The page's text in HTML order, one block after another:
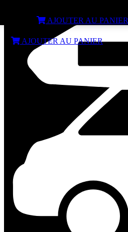
AJOUTER AU PANIER
AJOUTER AU PANIER